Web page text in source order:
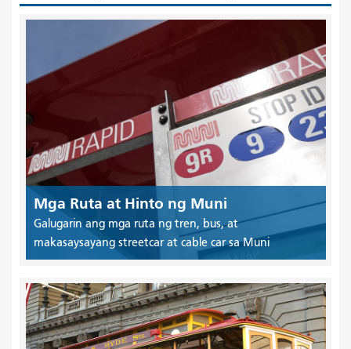
Mga Ruta at Hinto ng Muni
Galugarin ang mga ruta ng tren, bus, at
makasaysayang streetcar at cable car sa Muni